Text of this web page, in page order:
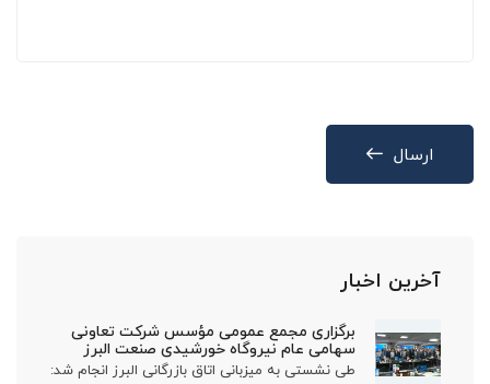
ارسال
آخرین اخبار
برگزاری مجمع عمومی مؤسس شرکت تعاونی
سهامی عام نیروگاه خورشیدی صنعت البرز
طی نشستی به میزبانی اتاق بازرگانی البرز انجام شد: